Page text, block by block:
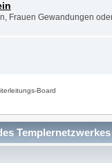
Frauen Gewandungen
Board